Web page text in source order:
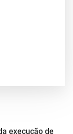
execução de